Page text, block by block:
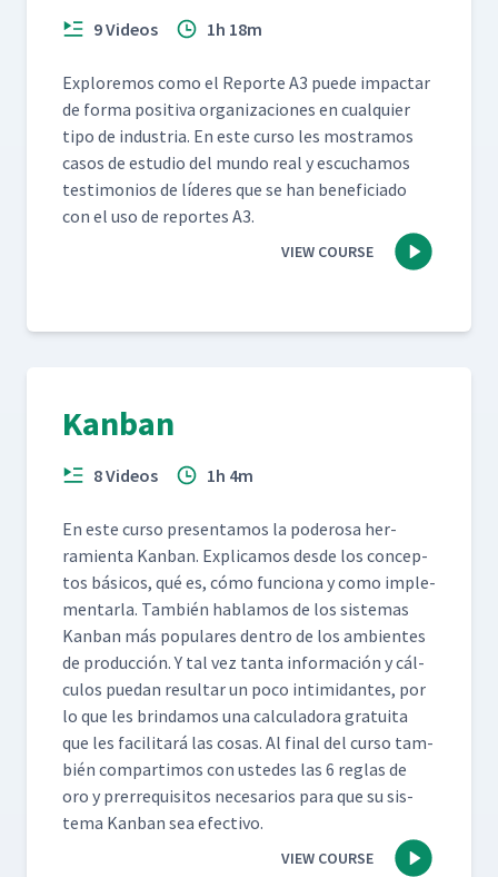
9 Videos 1h 18m
Explore­mos como el Reporte A3 puede impactar
de for­ma pos­i­ti­va orga­ni­za­ciones en cualquier
tipo de indus­tria. En este cur­so les mostramos
casos de estu­dio del mun­do real y escuchamos
tes­ti­mo­nios de líderes que se han ben­e­fi­ci­a­do
con el uso de reportes A3.
VIEW COURSE
Kanban
8 Videos 1h 4m
En este cur­so pre­sen­ta­mos la poderosa her­
ramien­ta Kan­ban. Expli­camos des­de los con­cep­
tos bási­cos, qué es, cómo fun­ciona y como imple­
men­tar­la. Tam­bién hablam­os de los sis­temas
Kan­ban más pop­u­lares den­tro de los ambi­entes
de pro­duc­ción. Y tal vez tan­ta infor­ma­ción y cál­
cu­los puedan resul­tar un poco intim­i­dantes, por
lo que les brindamos una cal­cu­lado­ra gra­tui­ta
que les facil­i­tará las cosas. Al final del cur­so tam­
bién com­par­ti­mos con ust­edes las 6 reglas de
oro y pre­rreq­ui­si­tos nece­sar­ios para que su sis­
tema Kan­ban sea efectivo.
VIEW COURSE